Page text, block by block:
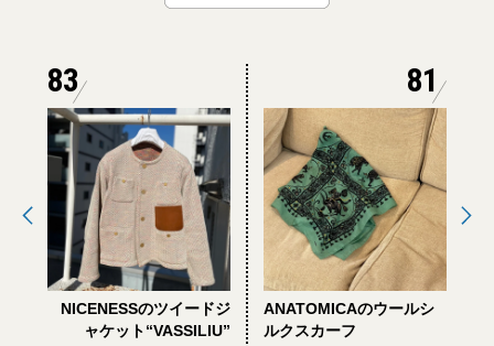
83
NICENESSのツイードジ
ャケット“VASSILIU”
81
ANATOMICAのウールシ
ルクスカーフ